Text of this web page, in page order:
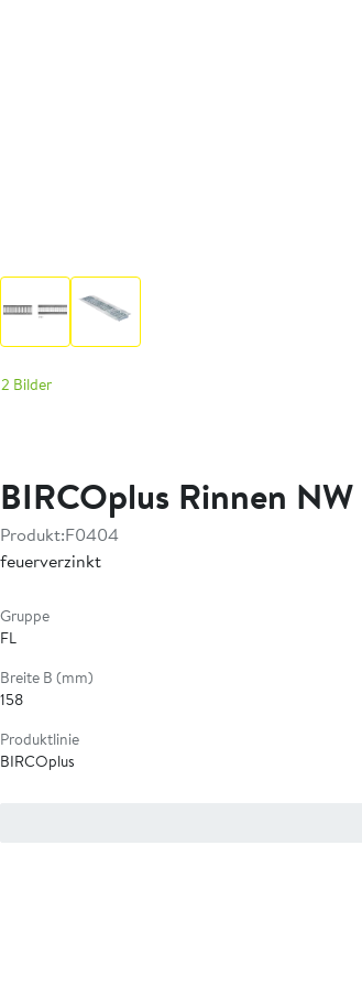
2 Bilder
BIRCOplus Rinnen
Produkt:F0404
feuerverzinkt
Gruppe
FL
Breite B (mm)
158
Produktlinie
BIRCOplus